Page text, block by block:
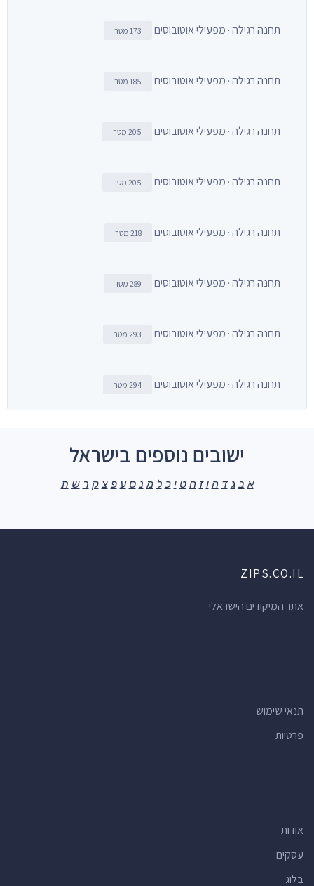
תחנה רגילה · מפעילי אוטובוסים 173 מטר
תחנה רגילה · מפעילי אוטובוסים 185 מטר
תחנה רגילה · מפעילי אוטובוסים 205 מטר
תחנה רגילה · מפעילי אוטובוסים 205 מטר
תחנה רגילה · מפעילי אוטובוסים 218 מטר
תחנה רגילה · מפעילי אוטובוסים 289 מטר
תחנה רגילה · מפעילי אוטובוסים 293 מטר
תחנה רגילה · מפעילי אוטובוסים 294 מטר
ישובים נוספים בישראל
א ב ג ד ה ו ז ח ט י כ ל מ נ ס ע פ צ ק ר ש ת
ZIPS.CO.IL
אתר המיקודים הישראלי
תנאי שימוש
פרטיות
אודות
עסקים
בלוג